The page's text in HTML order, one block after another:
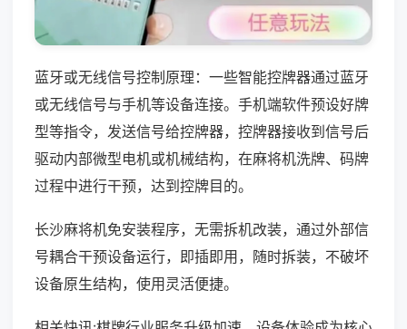
蓝牙或无线信号控制原理：一些智能控牌器通过蓝牙
或无线信号与手机等设备连接。手机端软件预设好牌
型等指令，发送信号给控牌器，控牌器接收到信号后
驱动内部微型电机或机械结构，在麻将机洗牌、码牌
过程中进行干预，达到控牌目的。
长沙麻将机免安装程序，无需拆机改装，通过外部信
号耦合干预设备运行，即插即用，随时拆装，不破坏
设备原生结构，使用灵活便捷。